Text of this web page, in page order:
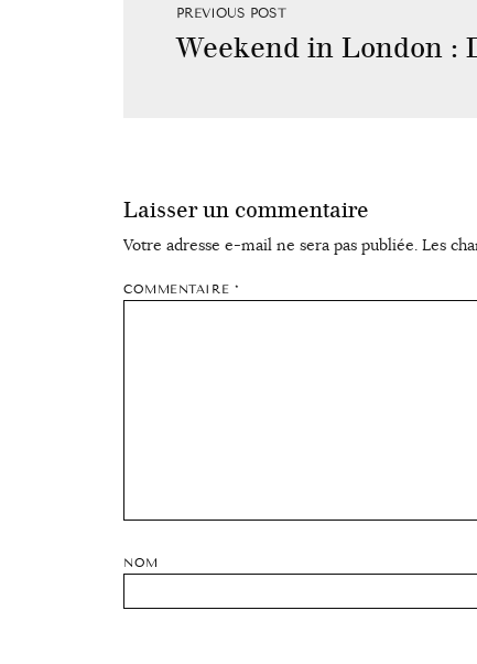
PREVIOUS POST
Weekend in London :
Laisser un commentaire
Votre adresse e-mail ne sera pas publiée. Les
COMMENTAIRE *
NOM